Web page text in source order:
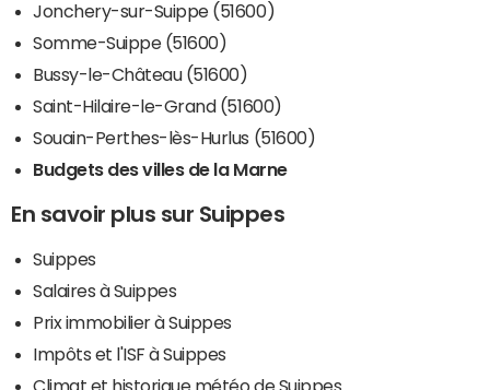
Jonchery-sur-Suippe (51600)
Somme-Suippe (51600)
Bussy-le-Château (51600)
Saint-Hilaire-le-Grand (51600)
Souain-Perthes-lès-Hurlus (51600)
Budgets des villes de la Marne
En savoir plus sur Suippes
Suippes
Salaires à Suippes
Prix immobilier à Suippes
Impôts et l'ISF à Suippes
Climat et historique météo de Suippes